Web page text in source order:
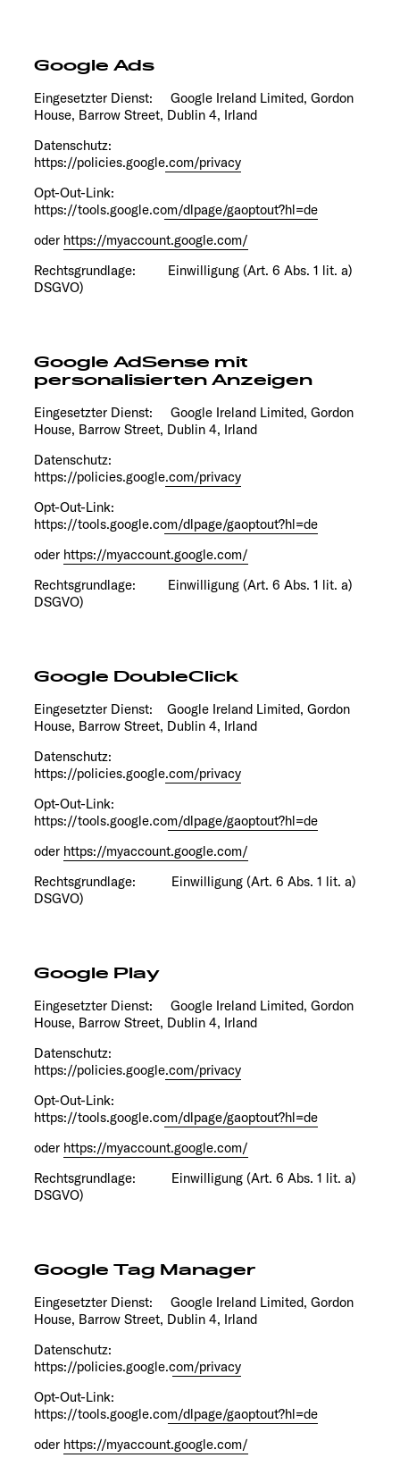
Google Ads
Eingesetzter Dienst: Google Ireland Limited, Gordon
House, Barrow Street, Dublin 4, Irland
Datenschutz:
https://policies.google.com/privacy
Opt-Out-Link:
https://tools.google.com/dlpage/gaoptout?hl=de
oder https://myaccount.google.com/
Rechtsgrundlage: Einwilligung (Art. 6 Abs. 1 lit. a)
DSGVO)
Google AdSense mit
personalisierten Anzeigen
Eingesetzter Dienst: Google Ireland Limited, Gordon
House, Barrow Street, Dublin 4, Irland
Datenschutz:
https://policies.google.com/privacy
Opt-Out-Link:
https://tools.google.com/dlpage/gaoptout?hl=de
oder https://myaccount.google.com/
Rechtsgrundlage: Einwilligung (Art. 6 Abs. 1 lit. a)
DSGVO)
Google DoubleClick
Eingesetzter Dienst: Google Ireland Limited, Gordon
House, Barrow Street, Dublin 4, Irland
Datenschutz:
https://policies.google.com/privacy
Opt-Out-Link:
https://tools.google.com/dlpage/gaoptout?hl=de
oder https://myaccount.google.com/
Rechtsgrundlage: Einwilligung (Art. 6 Abs. 1 lit. a)
DSGVO)
Google Play
Eingesetzter Dienst: Google Ireland Limited, Gordon
House, Barrow Street, Dublin 4, Irland
Datenschutz:
https://policies.google.com/privacy
Opt-Out-Link:
https://tools.google.com/dlpage/gaoptout?hl=de
oder https://myaccount.google.com/
Rechtsgrundlage: Einwilligung (Art. 6 Abs. 1 lit. a)
DSGVO)
Google Tag Manager
Eingesetzter Dienst: Google Ireland Limited, Gordon
House, Barrow Street, Dublin 4, Irland
Datenschutz:
https://policies.google.com/privacy
Opt-Out-Link:
https://tools.google.com/dlpage/gaoptout?hl=de
oder https://myaccount.google.com/